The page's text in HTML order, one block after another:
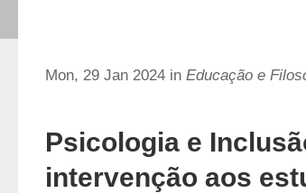
Mon, 29 Jan 2024 in Educação e
Psicologia e
intervenção aos